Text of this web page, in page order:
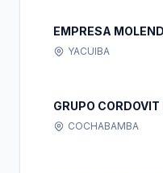
EMPRESA
YACUIBA
GRUPO
COCHABAMBA